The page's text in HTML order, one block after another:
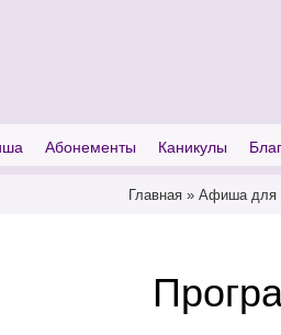
Абонементы Каникулы
Главная » Афиша для